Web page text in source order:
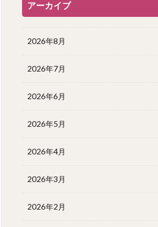
アーカイブ
2026年8月
2026年7月
2026年6月
2026年5月
2026年4月
2026年3月
2026年2月